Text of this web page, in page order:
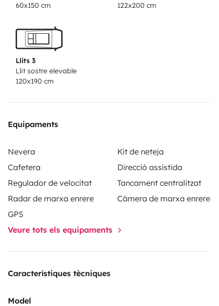
60x150 cm
122x200 cm
Llits 3
Llit sostre elevable
120x190 cm
Equipaments
Nevera
Kit de neteja
Cafetera
Direcció assistida
Regulador de velocitat
Tancament centralitzat
Radar de marxa enrere
Càmera de marxa enrere
GPS
Veure tots els equipaments
Característiques tècniques
Model